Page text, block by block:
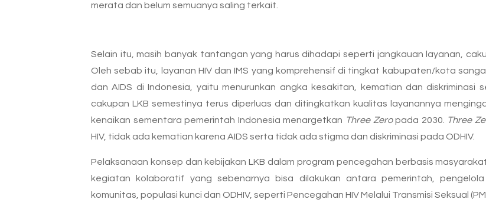
merata dan belum semuanya saling terkait.
Selain itu, masih banyak tantangan yang harus dihadapi seperti jangkauan layanan,
Oleh sebab itu, layanan HIV dan IMS yang komprehensif di tingkat kabupaten/kota
dan AIDS di Indonesia, yaitu menurunkan angka kesakitan, kematian dan diskriminasi
cakupan LKB semestinya terus diperluas dan ditingkatkan kualitas layanannya
kenaikan sementara pemerintah Indonesia menargetkan Three Zeropada 2030. Three
HIV, tidak ada kematian karena AIDS serta tidak ada stigma dan diskriminasi pada ODHIV.
Pelaksanaan konsep dan kebijakan LKB dalam program pencegahan berbasis
kegiatan kolaboratif yang sebenarnya bisa dilakukan antara pemerintah,
komunitas, populasi kunci dan ODHIV, seperti Pencegahan HIV Melalui Transmisi Seksual